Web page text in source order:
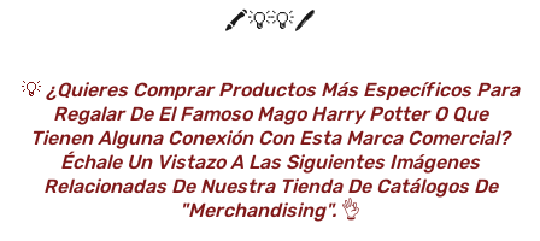
🖍️💡💡🖊️
💡 ¿Quieres Comprar Productos Más Específicos Para
Regalar De El Famoso Mago Harry Potter O Que
Tienen Alguna Conexión Con Esta Marca Comercial?
Échale Un Vistazo A Las Siguientes Imágenes
Relacionadas De Nuestra Tienda De Catálogos De
"Merchandising". 👌